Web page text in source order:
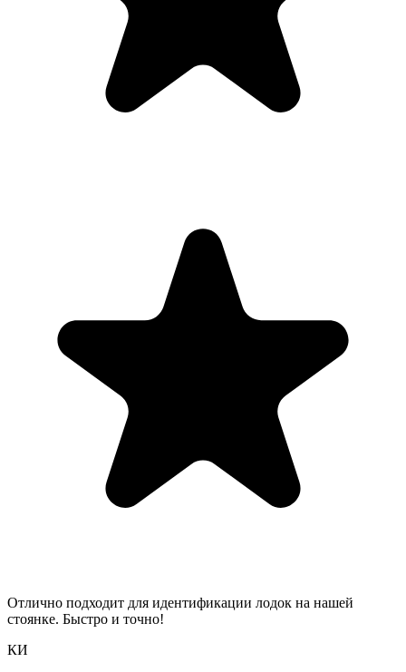
Отлично подходит для идентификации лодок на нашей
стоянке. Быстро и точно!
КИ